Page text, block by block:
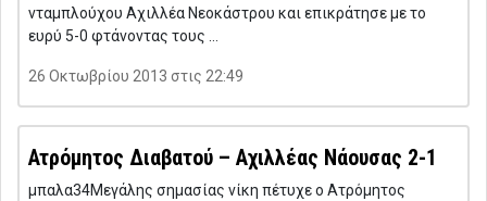
νταμπλούχου Αχιλλέα Νεοκάστρου και επικράτησε με το
ευρύ 5-0 φτάνοντας τους …
26 Οκτωβρίου 2013 στις 22:49
Ατρόμητος Διαβατού – Αχιλλέας Νάουσας 2-1
μπαλα34Μεγάλης σημασίας νίκη πέτυχε ο Ατρόμητος